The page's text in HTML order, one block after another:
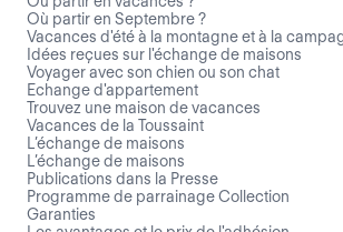
Où partir en Septembre ?
Vacances d'été à la montagne et à la
Idées reçues sur l'échange de maisons
Voyager avec son chien ou son chat
Echange d'appartement
Trouvez une maison de vacances
Vacances de la Toussaint
L’échange de maisons
L’échange de maisons
Publications dans la Presse
Programme de parrainage Collection
Garanties